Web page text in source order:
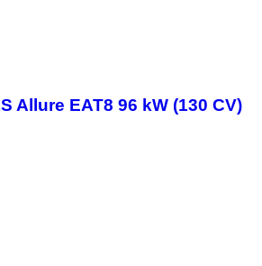
Allure EAT8 96 kW (130 CV)